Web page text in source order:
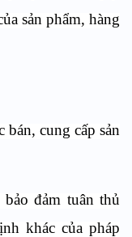
sản phẩm, hàng
cung cấp sản
đảm tuân thủ
khác của pháp